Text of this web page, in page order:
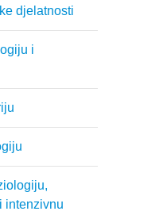
djelatnosti
i
intenzivnu